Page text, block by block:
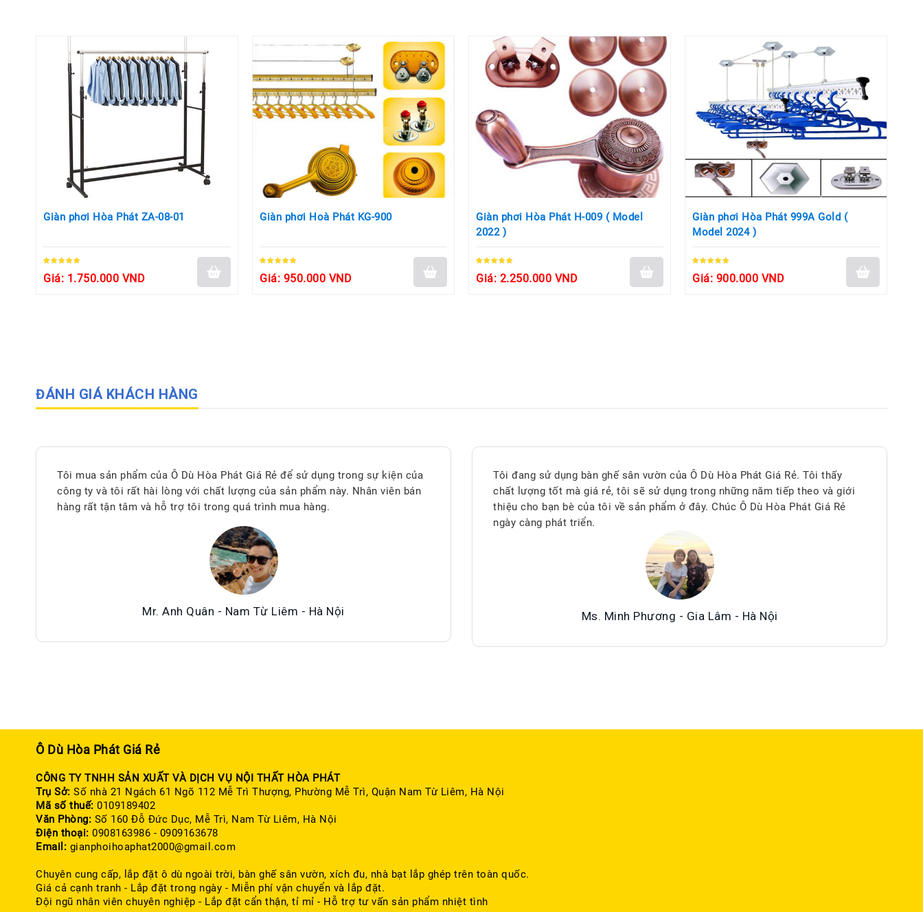
Giàn phơi Hòa Phát ZA-08-01
Giá: 1.750.000 VND
Giàn phơi Hoà Phát KG-900
Giá: 950.000 VND
Giàn phơi Hòa Phát H-009 ( Model
2022 )
Giá: 2.250.000 VND
Giàn phơi Hòa Phát 999A Gold (
Model 2024 )
Giá: 900.000 VND
ĐÁNH GIÁ KHÁCH HÀNG
Tôi mua sản phẩm của Ô Dù Hòa Phát Giá Rẻ để sử dụng trong sự kiện của
công ty và tôi rất hài lòng với chất lượng của sản phẩm này. Nhân viên bán
hàng rất tận tâm và hỗ trợ tôi trong quá trình mua hàng.
Mr. Anh Quân - Nam Từ Liêm - Hà Nội
Tôi đang sử dụng bàn ghế sân vườn của Ô Dù Hòa Phát Giá Rẻ. Tôi thấy
chất lượng tốt mà giá rẻ, tôi sẽ sử dụng trong những năm tiếp theo và giới
thiệu cho bạn bè của tôi về sản phẩm ở đây. Chúc Ô Dù Hòa Phát Giá Rẻ
ngày càng phát triển.
Ms. Minh Phương - Gia Lâm - Hà Nội
Ô Dù Hòa Phát Giá Rẻ
CÔNG TY TNHH SẢN XUẤT VÀ DỊCH VỤ NỘI THẤT HÒA PHÁT
Trụ Sở: Số nhà 21 Ngách 61 Ngõ 112 Mễ Trì Thượng, Phường Mễ Trì, Quận Nam Từ Liêm, Hà Nội
Mã số thuế: 0109189402
Văn Phòng: Số 160 Đỗ Đức Dục, Mễ Trì, Nam Từ Liêm, Hà Nội
Điện thoại: 0908163986 - 0909163678
Email: gianphoihoaphat2000@gmail.com
Chuyên cung cấp, lắp đặt ô dù ngoài trời, bàn ghế sân vườn, xích đu, nhà bạt lắp ghép trên toàn quốc.
Giá cả cạnh tranh - Lắp đặt trong ngày - Miễn phí vận chuyển và lắp đặt.
Đội ngũ nhân viên chuyên nghiệp - Lắp đặt cẩn thận, tỉ mỉ - Hỗ trợ tư vấn sản phẩm nhiệt tình